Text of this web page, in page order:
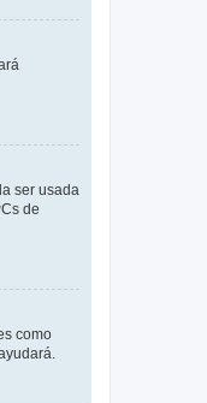
ser usada
de
como